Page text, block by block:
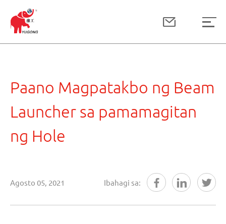
Paano Magpatakbo ng Beam
Launcher sa pamamagitan
ng Hole
Agosto 05, 2021 Ibahagi sa: